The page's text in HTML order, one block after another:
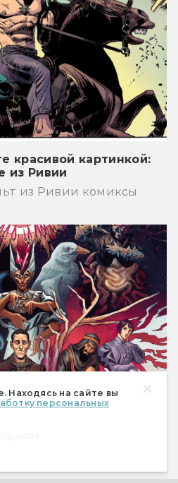
Находясь на сайте вы
персональных
красивой картинкой:
из Ривии
из Ривии комиксы